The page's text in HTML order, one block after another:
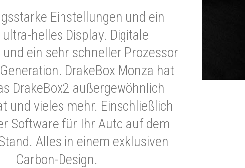
Einstellungen und ein
ultra-helles Display. Digitale
und ein sehr schneller Prozessor
DrakeBox Monza hat
DrakeBox2 außergewöhnlich
und vieles mehr. Einschließlich
Software für Ihr Auto auf dem
Alles in einem exklusiven
Carbon-Design.